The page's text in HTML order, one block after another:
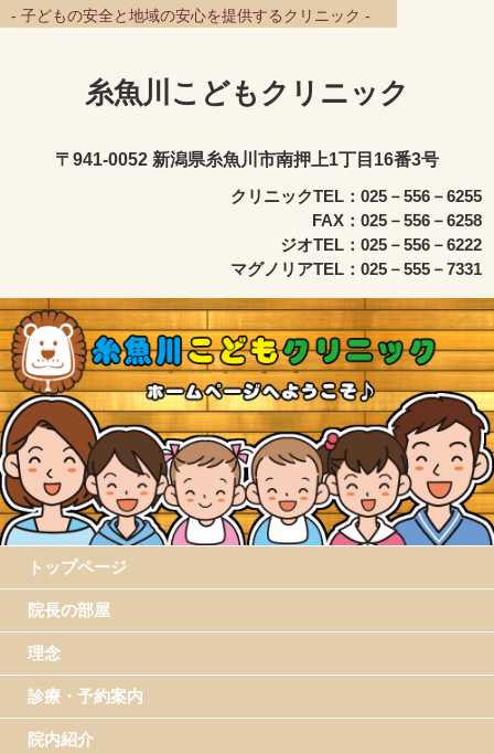
- 子どもの安全と地域の安心を提供するクリニック -
糸魚川こどもクリニック
〒941-0052 新潟県糸魚川市南押上1丁目16番3号
クリニックTEL：025－556－6255
FAX：025－556－6258
ジオTEL：025－556－6222
マグノリアTEL：025－555－7331
トップページ
院長の部屋
理念
診療・予約案内
院内紹介